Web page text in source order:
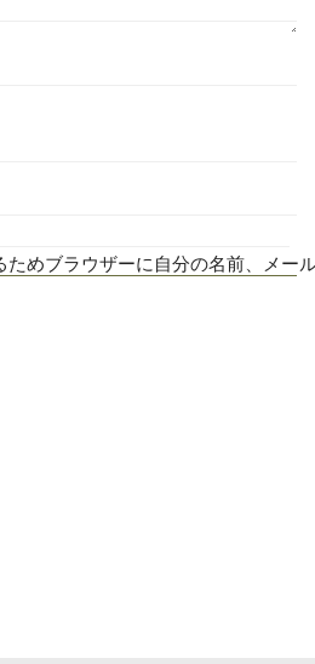
ためブラウザーに自分の名前、メー